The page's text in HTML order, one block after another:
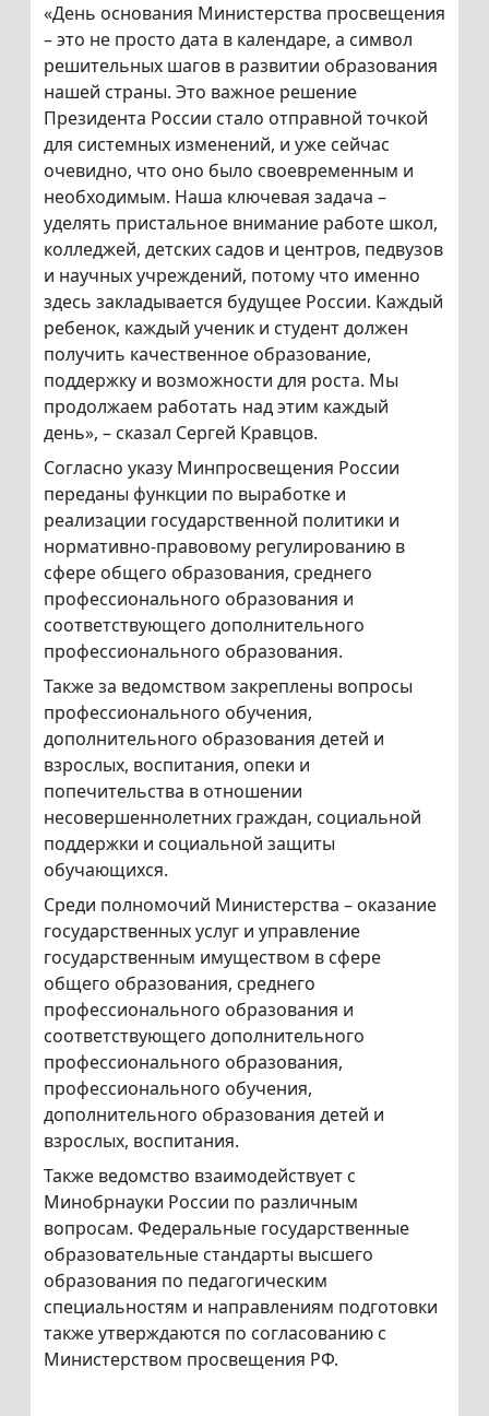
«День основания Министерства просвещения
– это не просто дата в календаре, а символ
решительных шагов в развитии образования
нашей страны. Это важное решение
Президента России стало отправной точкой
для системных изменений, и уже сейчас
очевидно, что оно было своевременным и
необходимым. Наша ключевая задача –
уделять пристальное внимание работе школ,
колледжей, детских садов и центров, педвузов
и научных учреждений, потому что именно
здесь закладывается будущее России. Каждый
ребенок, каждый ученик и студент должен
получить качественное образование,
поддержку и возможности для роста. Мы
продолжаем работать над этим каждый
день», – сказал Сергей Кравцов.
Согласно указу Минпросвещения России
переданы функции по выработке и
реализации государственной политики и
нормативно-правовому регулированию в
сфере общего образования, среднего
профессионального образования и
соответствующего дополнительного
профессионального образования.
Также за ведомством закреплены вопросы
профессионального обучения,
дополнительного образования детей и
взрослых, воспитания, опеки и
попечительства в отношении
несовершеннолетних граждан, социальной
поддержки и социальной защиты
обучающихся.
Среди полномочий Министерства – оказание
государственных услуг и управление
государственным имуществом в сфере
общего образования, среднего
профессионального образования и
соответствующего дополнительного
профессионального образования,
профессионального обучения,
дополнительного образования детей и
взрослых, воспитания.
Также ведомство взаимодействует с
Минобрнауки России по различным
вопросам. Федеральные государственные
образовательные стандарты высшего
образования по педагогическим
специальностям и направлениям подготовки
также утверждаются по согласованию с
Министерством просвещения РФ.